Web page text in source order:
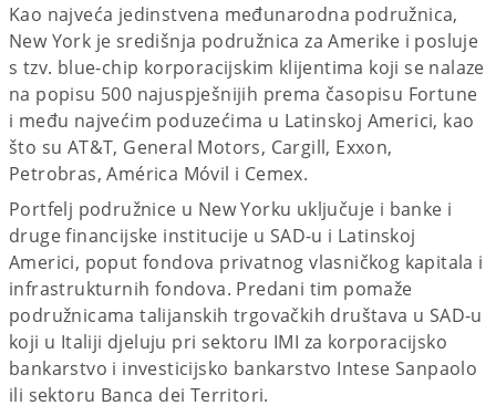
Kao najveća jedinstvena međunarodna podružnica,
New York je središnja podružnica za Amerike i posluje
s tzv. blue-chip korporacijskim klijentima koji se nalaze
na popisu 500 najuspješnijih prema časopisu Fortune
i među najvećim poduzećima u Latinskoj Americi, kao
što su AT&T, General Motors, Cargill, Exxon,
Petrobras, América Móvil i Cemex.
Portfelj podružnice u New Yorku uključuje i banke i
druge financijske institucije u SAD-u i Latinskoj
Americi, poput fondova privatnog vlasničkog kapitala i
infrastrukturnih fondova. Predani tim pomaže
podružnicama talijanskih trgovačkih društava u SAD-u
koji u Italiji djeluju pri sektoru IMI za korporacijsko
bankarstvo i investicijsko bankarstvo Intese Sanpaolo
ili sektoru Banca dei Territori.